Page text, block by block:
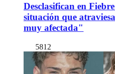
Desclasifican en
situación que
muy afectada"
5812